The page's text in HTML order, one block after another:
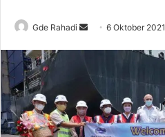
Gde Rahadi
d
n
e
6 Oktober 2021